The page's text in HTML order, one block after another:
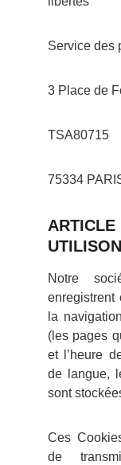
Service des
3 Place de
TSA80715
75334
Notre
enregistrent
la
(les pages
et l’heure
de langue,
sont
Ces
de